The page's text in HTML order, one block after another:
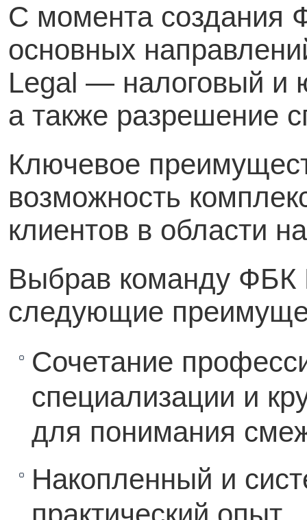
С момента создания
основных
Legal — налоговый и
а также разрешение
Ключевое
возможность
клиентов в области
Выбрав команду ФБК
следующие
Сочетание
специализации и
для понимания
Накопленный и